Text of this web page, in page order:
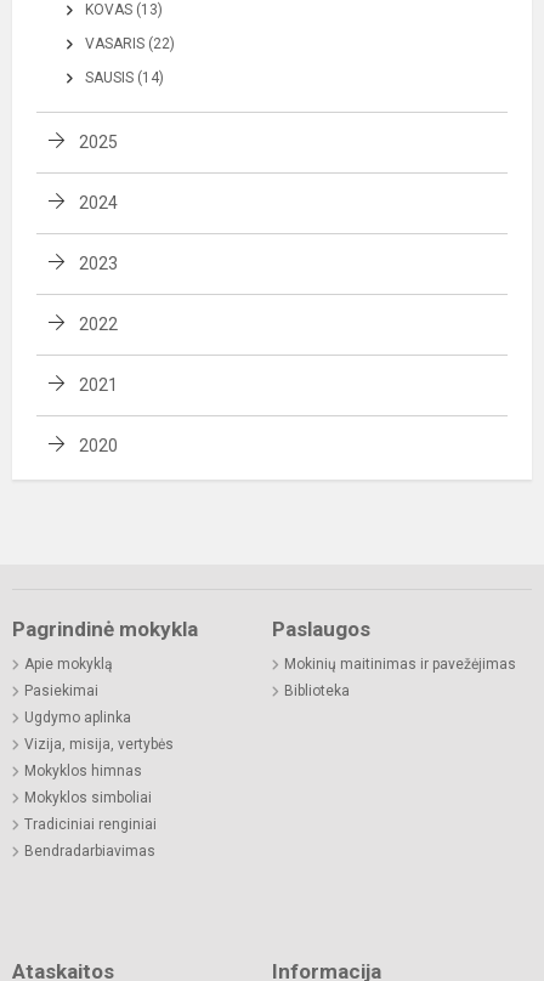
KOVAS (13)
VASARIS (22)
SAUSIS (14)
2025
2024
2023
2022
2021
2020
Pagrindinė mokykla
Apie mokyklą
Pasiekimai
Ugdymo aplinka
Vizija, misija, vertybės
Mokyklos himnas
Mokyklos simboliai
Tradiciniai renginiai
Bendradarbiavimas
Paslaugos
Mokinių maitinimas ir pavežėjimas
Biblioteka
Ataskaitos Informacija